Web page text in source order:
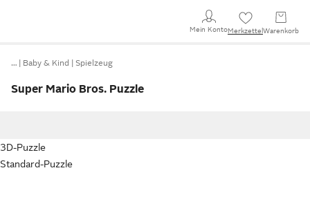
Mein KontoMerkzettel Warenkorb
… Baby & Kind Spielzeug
Super Mario Bros. Puzzle
3D-Puzzle
Standard-Puzzle